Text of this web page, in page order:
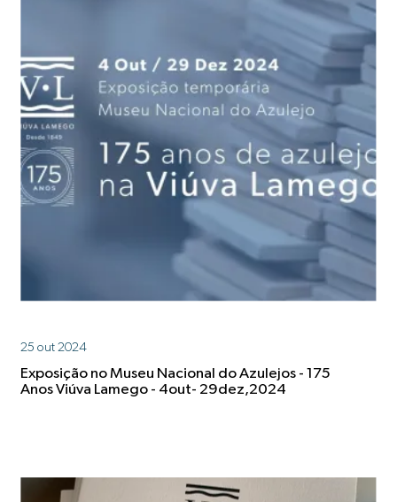
25 out 2024
Exposição no Museu Nacional do Azulejos - 175
Anos Viúva Lamego - 4out- 29dez,2024